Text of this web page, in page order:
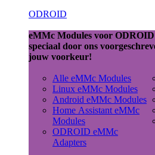
ODROID
eMMc Modules voor ODROID
speciaal door ons
jouw voorkeur!
Alle eMMc Modules
Linux eMMc Modules
Android eMMc Modules
Home Assistant eMMc
Modules
ODROID eMMc
Adapters